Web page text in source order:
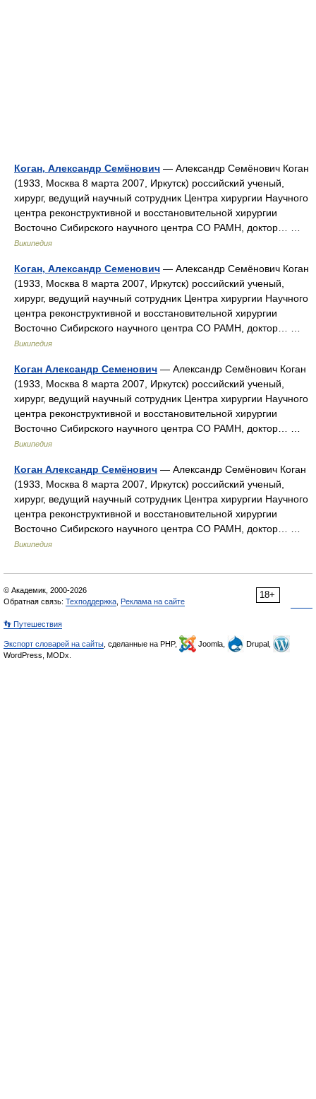
Коган, Александр Семёнович — Александр Семёнович Коган
(1933, Москва 8 марта 2007, Иркутск) российский ученый,
хирург, ведущий научный сотрудник Центра хирургии Научного
центра реконструктивной и восстановительной хирургии
Восточно Сибирского научного центра СО РАМН, доктор… …
Википедия
Коган, Александр Семенович — Александр Семёнович Коган
(1933, Москва 8 марта 2007, Иркутск) российский ученый,
хирург, ведущий научный сотрудник Центра хирургии Научного
центра реконструктивной и восстановительной хирургии
Восточно Сибирского научного центра СО РАМН, доктор… …
Википедия
Коган Александр Семенович — Александр Семёнович Коган
(1933, Москва 8 марта 2007, Иркутск) российский ученый,
хирург, ведущий научный сотрудник Центра хирургии Научного
центра реконструктивной и восстановительной хирургии
Восточно Сибирского научного центра СО РАМН, доктор… …
Википедия
Коган Александр Семёнович — Александр Семёнович Коган
(1933, Москва 8 марта 2007, Иркутск) российский ученый,
хирург, ведущий научный сотрудник Центра хирургии Научного
центра реконструктивной и восстановительной хирургии
Восточно Сибирского научного центра СО РАМН, доктор… …
Википедия
18+
© Академик, 2000-2026
Обратная связь: Техподдержка Реклама на сайте
👣 Путешествия
Экспорт словарей на сайты , сделанные на PHP, Joomla,
Drupal,
WordPress, MODx.